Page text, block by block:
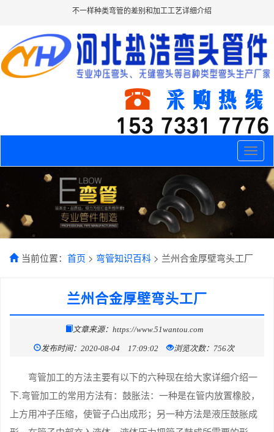
不一样种类弯管的差别和加工工艺详细介绍
Toggle
当前位置： 首页 > 弯管知识百科 > 兰州合金厚壁弯头工厂
兰州合金厚壁弯头工厂
文章来源：https://www.51wantou.com
发布时间：2020-08-04 17:09:02 浏览次数：756次
弯管加工的方法主要有以下的六种现在给大家详细介绍一
下.弯管加工的常用方法有：鼓胀法：一种是在管内放置橡胶，
上方用冲子压缩，使管子凸出成形；另一种方法是液压鼓胀成